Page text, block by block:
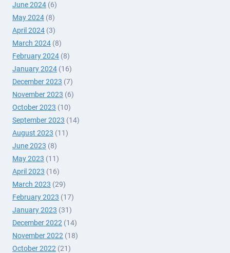
June 2024 (6)
May 2024 (8)
April 2024 (3)
March 2024 (8)
February 2024 (8)
January 2024 (16)
December 2023 (7)
November 2023 (6)
October 2023 (10)
September 2023 (14)
August 2023 (11)
June 2023 (8)
May 2023 (11)
April 2023 (16)
March 2023 (29)
February 2023 (17)
January 2023 (31)
December 2022 (14)
November 2022 (18)
October 2022 (21)